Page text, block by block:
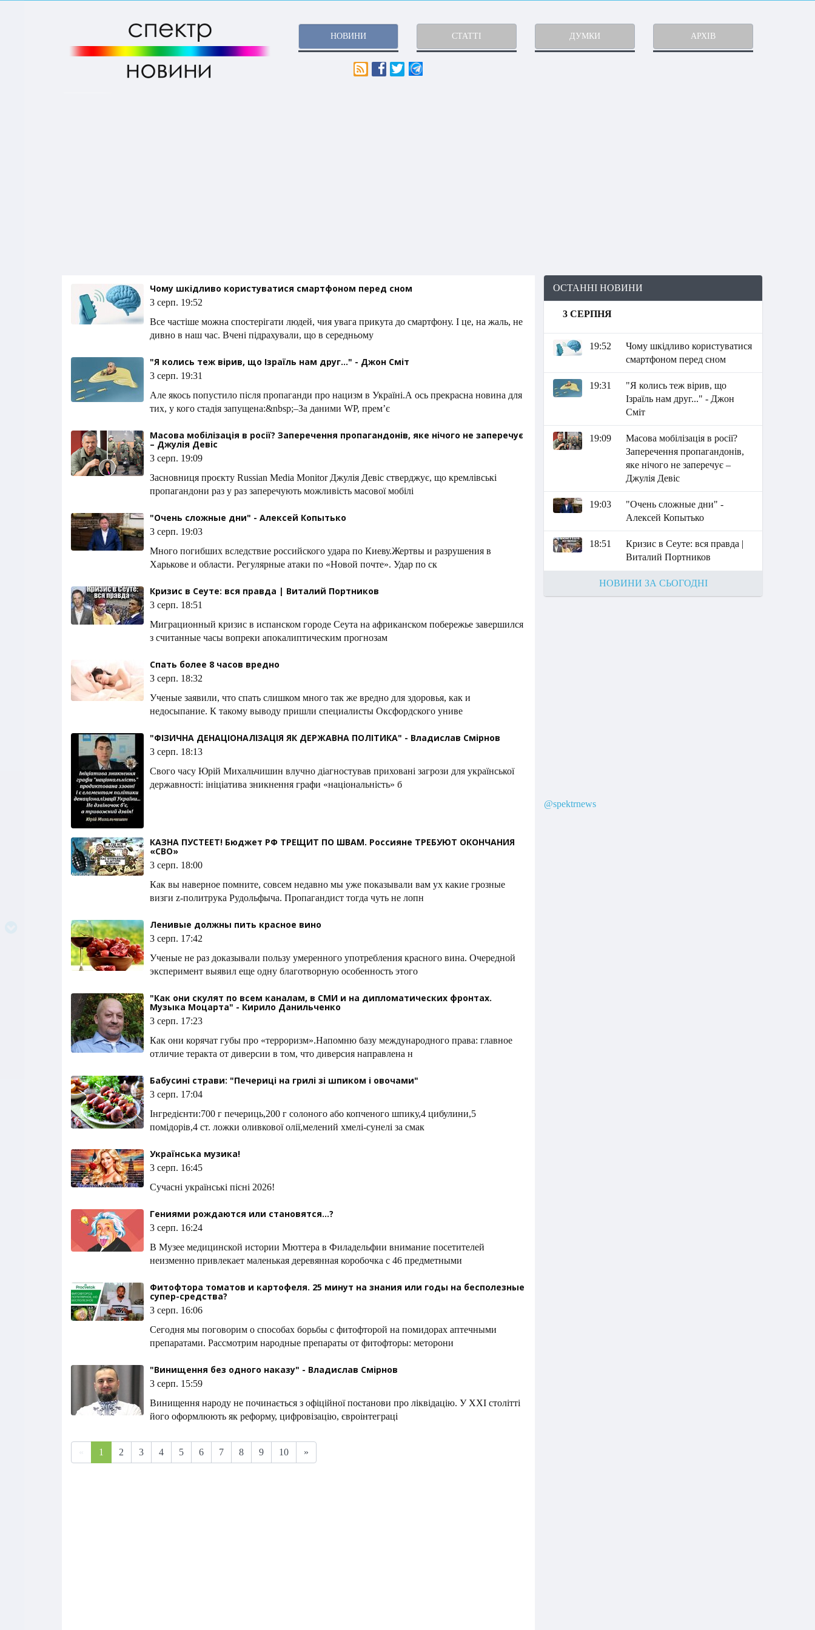
НОВИНИ СТАТТІ ДУМКИ АРХІВ
Чому шкідливо користуватися смартфоном перед сном
3 серп. 19:52
Все частіше можна спостерігати людей, чия увага прикута до смартфону. І це, на жаль, не
дивно в наш час. Вчені підрахували, що в середньому
"Я колись теж вірив, що Ізраїль нам друг..." - Джон Сміт
3 серп. 19:31
Але якось попустило після пропаганди про нацизм в Україні.А ось прекрасна новина для
тих, у кого стадія запущена:&nbsp;–За даними WP, прем’є
Масова мобілізація в росії? Заперечення пропагандонів, яке нічого не заперечує
– Джулія Девіс
3 серп. 19:09
Засновниця проєкту Russian Media Monitor Джулія Девіс стверджує, що кремлівські
пропагандони раз у раз заперечують можливість масової мобілі
"Очень сложные дни" - Алексей Копытько
3 серп. 19:03
Много погибших вследствие российского удара по Киеву.Жертвы и разрушения в
Харькове и области. Регулярные атаки по «Новой почте». Удар по ск
Кризис в Сеуте: вся правда | Виталий Портников
3 серп. 18:51
Миграционный кризис в испанском городе Сеута на африканском побережье завершился
з считанные часы вопреки апокалиптическим прогнозам
Спать более 8 часов вредно
3 серп. 18:32
Ученые заявили, что спать слишком много так же вредно для здоровья, как и
недосыпание. К такому выводу пришли специалисты Оксфордского униве
"ФІЗИЧНА ДЕНАЦІОНАЛІЗАЦІЯ ЯК ДЕРЖАВНА ПОЛІТИКА" - Владислав Смірнов
3 серп. 18:13
Свого часу Юрій Михальчишин влучно діагностував приховані загрози для української
державності: ініціатива зникнення графи «національність» б
КАЗНА ПУСТЕЕТ! Бюджет РФ ТРЕЩИТ ПО ШВАМ. Россияне ТРЕБУЮТ ОКОНЧАНИЯ
«СВО»
3 серп. 18:00
Как вы наверное помните, совсем недавно мы уже показывали вам ух какие грозные
визги z-политрука Рудольфыча. Пропагандист тогда чуть не лопн
Ленивые должны пить красное вино
3 серп. 17:42
Ученые не раз доказывали пользу умеренного употребления красного вина. Очередной
эксперимент выявил еще одну благотворную особенность этого
"Как они скулят по всем каналам, в СМИ и на дипломатических фронтах.
Музыка Моцарта" - Кирило Данильченко
3 серп. 17:23
Как они корячат губы про «терроризм».Напомню базу международного права: главное
отличие теракта от диверсии в том, что диверсия направлена н
Бабусині страви: "Печериці на грилі зі шпиком і овочами"
3 серп. 17:04
Інгредієнти:700 г печериць,200 г солоного або копченого шпику,4 цибулини,5
помідорів,4 ст. ложки оливкової олії,мелений хмелі-сунелі за смак
Українська музика!
3 серп. 16:45
Сучасні українські пісні 2026!
Гениями рождаются или становятся...?
3 серп. 16:24
В Музее медицинской истории Мюттера в Филадельфии внимание посетителей
неизменно привлекает маленькая деревянная коробочка с 46 предметными
Фитофтора томатов и картофеля. 25 минут на знания или годы на бесполезные
супер-средства?
3 серп. 16:06
Сегодня мы поговорим о способах борьбы с фитофторой на помидорах аптечными
препаратами. Рассмотрим народные препараты от фитофторы: меторони
"Винищення без одного наказу" - Владислав Смірнов
3 серп. 15:59
Винищення народу не починається з офіційної постанови про ліквідацію. У XXI столітті
його оформлюють як реформу, цифровізацію, євроінтеграці
« 1 2 3 4 5 6 7 8 9 10 »
ОСТАННІ НОВИНИ
3 СЕРПНЯ
19:52
Чому шкідливо користуватися
смартфоном перед сном
19:31
"Я колись теж вірив, що
Ізраїль нам друг..." - Джон
Сміт
19:09
Масова мобілізація в росії?
Заперечення пропагандонів,
яке нічого не заперечує –
Джулія Девіс
19:03
"Очень сложные дни" -
Алексей Копытько
18:51
Кризис в Сеуте: вся правда |
Виталий Портников
НОВИНИ ЗА СЬОГОДНІ
@spektrnews